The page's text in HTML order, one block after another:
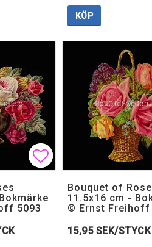
KÖP
Lägg till i
Lägg till i
5093
Bouquet of
11.5x16 cm -
© Ernst Freihoff
15,95 SEK/STYCK